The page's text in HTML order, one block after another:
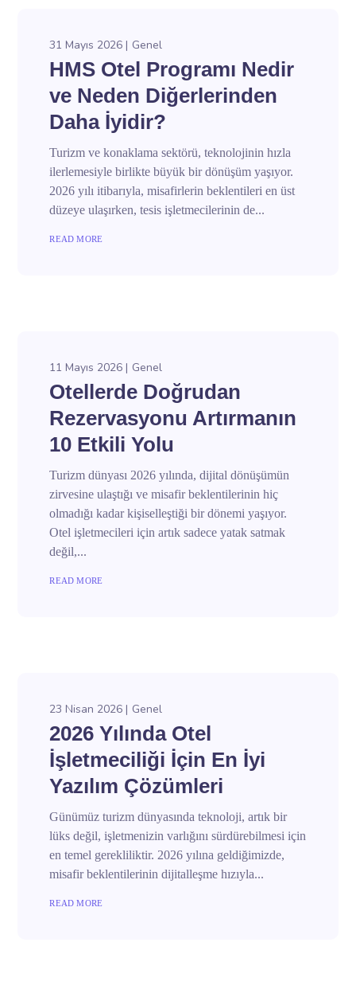
31 Mayıs 2026 Genel
HMS Otel Programı Nedir
ve Neden Diğerlerinden
Daha İyidir?
Turizm ve konaklama sektörü, teknolojinin hızla
ilerlemesiyle birlikte büyük bir dönüşüm yaşıyor.
2026 yılı itibarıyla, misafirlerin beklentileri en üst
düzeye ulaşırken, tesis işletmecilerinin de...
READ MORE
11 Mayıs 2026 Genel
Otellerde Doğrudan
Rezervasyonu Artırmanın
10 Etkili Yolu
Turizm dünyası 2026 yılında, dijital dönüşümün
zirvesine ulaştığı ve misafir beklentilerinin hiç
olmadığı kadar kişiselleştiği bir dönemi yaşıyor.
Otel işletmecileri için artık sadece yatak satmak
değil,...
READ MORE
23 Nisan 2026 Genel
2026 Yılında Otel
İşletmeciliği İçin En İyi
Yazılım Çözümleri
Günümüz turizm dünyasında teknoloji, artık bir
lüks değil, işletmenizin varlığını sürdürebilmesi için
en temel gerekliliktir. 2026 yılına geldiğimizde,
misafir beklentilerinin dijitalleşme hızıyla...
READ MORE